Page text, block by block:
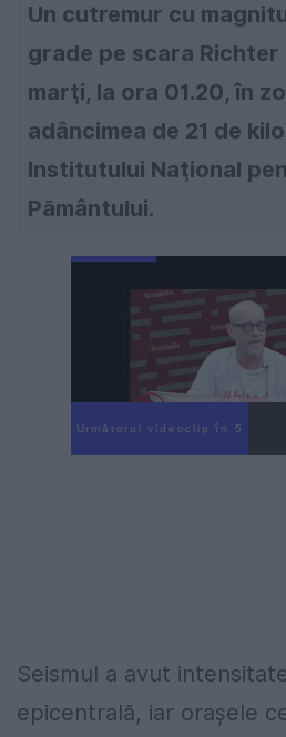
Un cutremur cu
grade pe scara
marţi, la ora 01.20, în
adâncimea de 21 de
Institutului Naţional
Pământului.
Următorul videoclip în 4
Seismul a avut
epicentrală, iar oraşele